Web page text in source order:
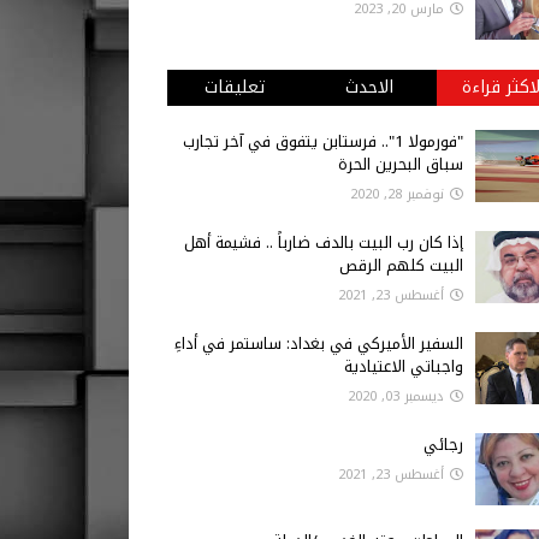
مارس 20, 2023
قراءة الاحدث تعليقات
"فورمولا 1".. فرستابن يتفوق في آخر تجارب
سباق البحرين الحرة
نوفمبر 28, 2020
إذا كان رب البيت بالدف ضارباً .. فشيمة أهل
البيت كلهم الرقص
أغسطس 23, 2021
السفير الأميركي في بغداد: ساستمر في أداءِ
واجباتي الاعتيادية
ديسمبر 03, 2020
رجائي
أغسطس 23, 2021